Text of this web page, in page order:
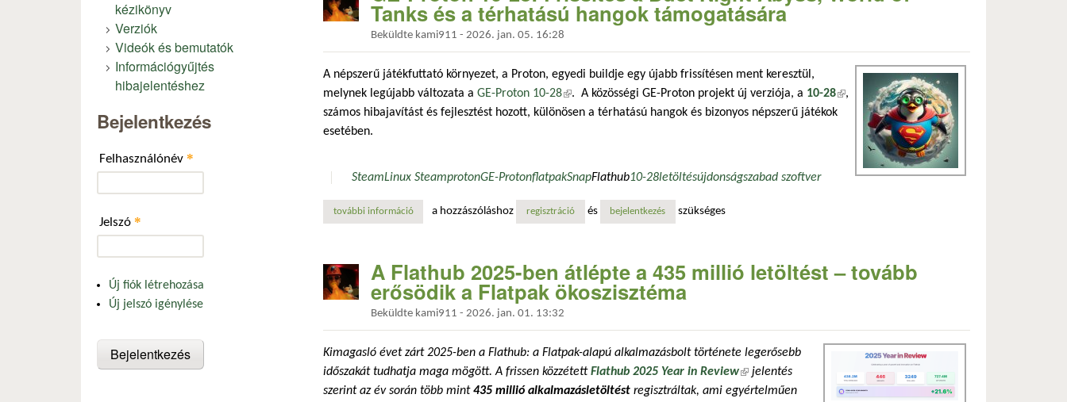
Tanks és a térhatású hangok támogatására
Beküldte kami911 - 2026. jan. 05. 16:28
A népszerű játékfuttató környezet, a Proton, egyedi buildje egy újabb frissítésen ment keresztül,
melynek legújabb változata a GE-Proton 10-28(külső hivatkozás)
. A közösségi GE-Proton projekt új verziója, a 10-28(külső hivatkozás)
,
számos hibajavítást és fejlesztést hozott, különösen a térhatású hangok és bizonyos népszerű játékok
esetében.
SteamLinux SteamprotonGE-ProtonflatpakSnapFlathub10-28letöltésújdonságszabad szoftver
további információge-proton 10-28: frissítés a duet night abyss, world of tanks és a térhatású hangok támogatására tartalommal kapcsolatosan
a hozzászóláshoz regisztráció és bejelentkezés szükséges
A Flathub 2025-ben átlépte a 435 millió letöltést – tovább
erősödik a Flatpak ökoszisztéma
Beküldte kami911 - 2026. jan. 01. 13:32
Kimagasló évet zárt 2025-ben a Flathub: a Flatpak-alapú alkalmazásbolt története legerősebb
időszakát tudhatja maga mögött. A frissen közzétettFlathub 2025 Year in Review(külső hivatkozás)
jelentés
szerint az év során több mint435 millió alkalmazásletöltést regisztráltak, ami egyértelműen
kézikönyv
Verziók
Videók és bemutatók
Információgyűjtés
hibajelentéshez
Bejelentkezés
Felhasználónév *
Jelszó *
Új fiók létrehozása
Új jelszó igénylése